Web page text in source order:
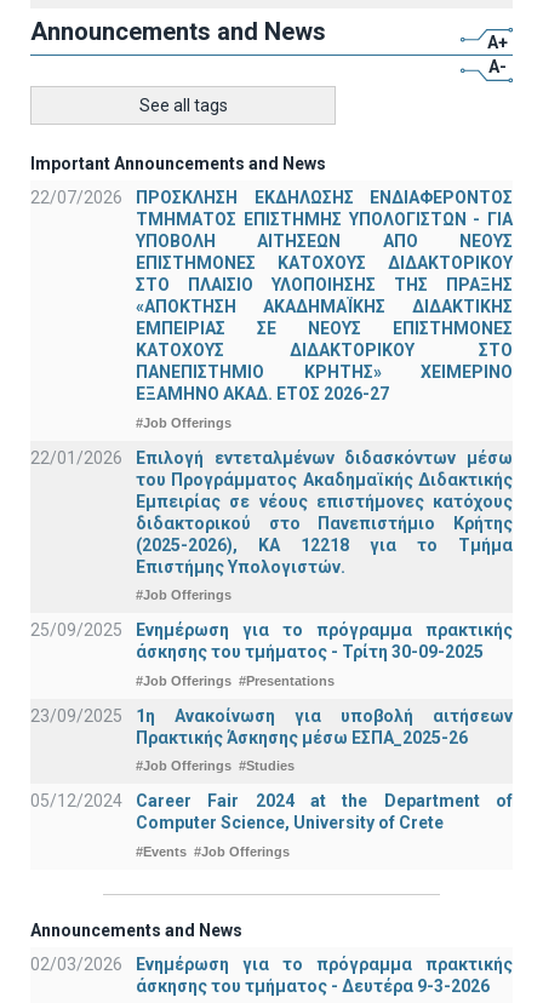
Announcements and News
A+
A-
See all tags
Important Announcements and News
22/07/2026
ΠΡΟΣΚΛΗΣΗ ΕΚΔΗΛΩΣΗΣ ΕΝΔΙΑΦΕΡΟΝΤΟΣ
ΤΜΗΜΑΤΟΣ ΕΠΙΣΤΗΜΗΣ ΥΠΟΛΟΓΙΣΤΩΝ - ΓΙΑ
ΥΠΟΒΟΛΗ ΑΙΤΗΣΕΩΝ ΑΠΟ ΝΕΟΥΣ
ΕΠΙΣΤΗΜΟΝΕΣ ΚΑΤΟΧΟΥΣ ΔΙΔΑΚΤΟΡΙΚΟΥ
ΣΤΟ ΠΛΑΙΣΙΟ ΥΛΟΠΟΙΗΣΗΣ ΤΗΣ ΠΡΑΞΗΣ
«ΑΠΟΚΤΗΣΗ ΑΚΑΔΗΜΑΪΚΗΣ ΔΙΔΑΚΤΙΚΗΣ
ΕΜΠΕΙΡΙΑΣ ΣΕ ΝΕΟΥΣ ΕΠΙΣΤΗΜΟΝΕΣ
ΚΑΤΟΧΟΥΣ ΔΙΔΑΚΤΟΡΙΚΟΥ ΣΤΟ
ΠΑΝΕΠΙΣΤΗΜΙΟ ΚΡΗΤΗΣ» ΧΕΙΜΕΡΙΝΟ
ΕΞΑΜΗΝΟ ΑΚΑΔ. ΕΤΟΣ 2026-27
#Job Offerings
22/01/2026
Επιλογή εντεταλμένων διδασκόντων μέσω
του Προγράμματος Ακαδημαϊκής Διδακτικής
Εμπειρίας σε νέους επιστήμονες κατόχους
διδακτορικού στο Πανεπιστήμιο Κρήτης
(2025-2026), ΚΑ 12218 για το Τμήμα
Επιστήμης Υπολογιστών.
#Job Offerings
25/09/2025
Ενημέρωση για το πρόγραμμα πρακτικής
άσκησης του τμήματος - Τρίτη 30-09-2025
#Job Offerings #Presentations
23/09/2025
1η Ανακοίνωση για υποβολή αιτήσεων
Πρακτικής Άσκησης μέσω ΕΣΠΑ_2025-26
#Job Offerings #Studies
05/12/2024
Career Fair 2024 at the Department of
Computer Science, University of Crete
#Events #Job Offerings
Announcements and News
02/03/2026
Ενημέρωση για το πρόγραμμα πρακτικής
άσκησης του τμήματος - Δευτέρα 9-3-2026